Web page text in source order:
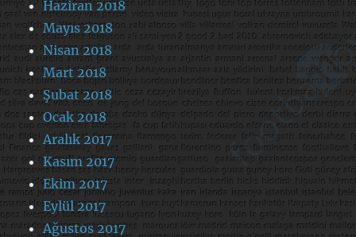
Haziran 2018
Mayıs 2018
Nisan 2018
Mart 2018
Şubat 2018
Ocak 2018
Aralık 2017
Kasım 2017
Ekim 2017
Eylül 2017
Ağustos 2017